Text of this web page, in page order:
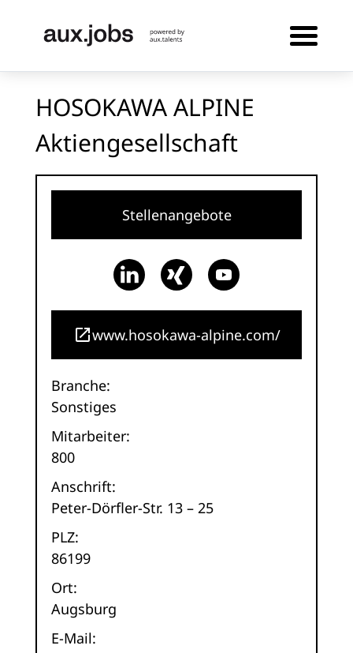
HOSOKAWA ALPINE
Aktiengesellschaft
Stellenangebote
www.hosokawa-alpine.com/
Branche:
Sonstiges
Mitarbeiter:
800
Anschrift:
Peter-Dörfler-Str. 13 – 25
PLZ:
86199
Ort:
Augsburg
E-Mail: